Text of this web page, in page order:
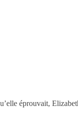
éprouvait,